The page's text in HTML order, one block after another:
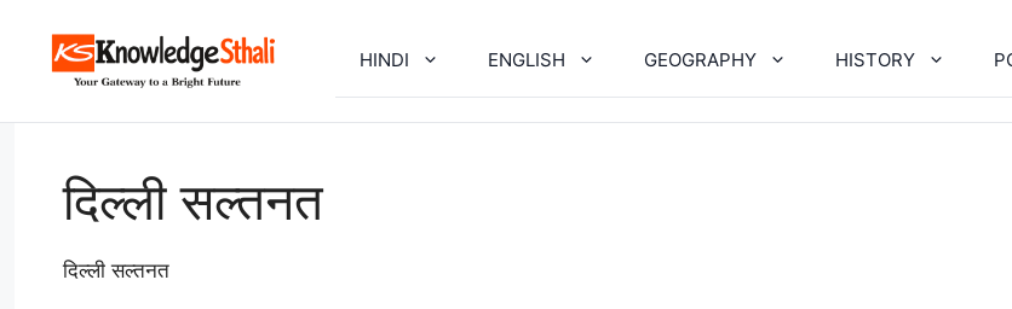
content
HINDI ENGLISH GEOGRAPHY HISTORY
दिल्ली सल्तनत
दिल्ली सल्तनत